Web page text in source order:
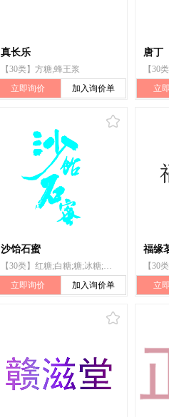
真长乐
【30类】方糖;蜂王浆
立即询价
加入询价单
唐丁
立
沙饴石蜜
【30类】红糖;白糖;糖;冰糖;方糖;棕榈糖;茶;茶饮料;蜂蜜;甜食
立即询价
加入询价单
福缘
立